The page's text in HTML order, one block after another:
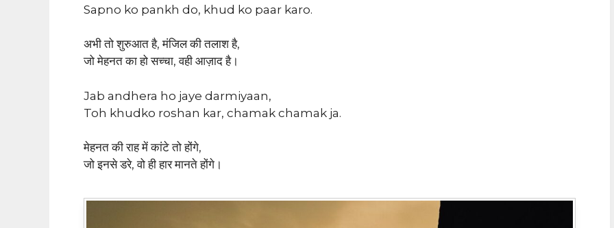
Sapno ko pankh do, khud ko paar karo.
अभी तो शुरुआत है, मंजिल की तलाश है,
जो मेहनत का हो सच्चा, वही आज़ाद है।
Jab andhera ho jaye darmiyaan,
Toh khudko roshan kar, chamak chamak ja.
मेहनत की राह में कांटे तो होंगे,
जो इनसे डरे, वो ही हार मानते होंगे।